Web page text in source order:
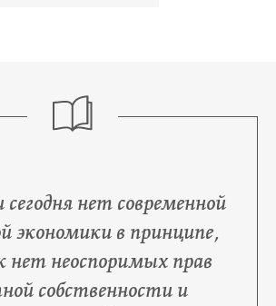
сегодня нет современной
экономики в принципе,
нет неоспоримых прав
собственности и